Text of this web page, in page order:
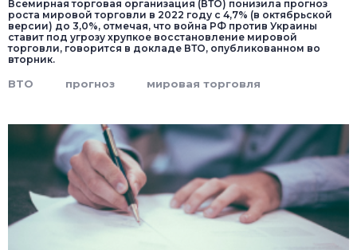
Всемирная торговая организация (ВТО) понизила прогноз
роста мировой торговли в 2022 году с 4,7% (в октябрьской
версии) до 3,0%, отмечая, что война РФ против Украины
ставит под угрозу хрупкое восстановление мировой
торговли, говорится в докладе ВТО, опубликованном во
вторник.
ВТО прогноз мировая торговля